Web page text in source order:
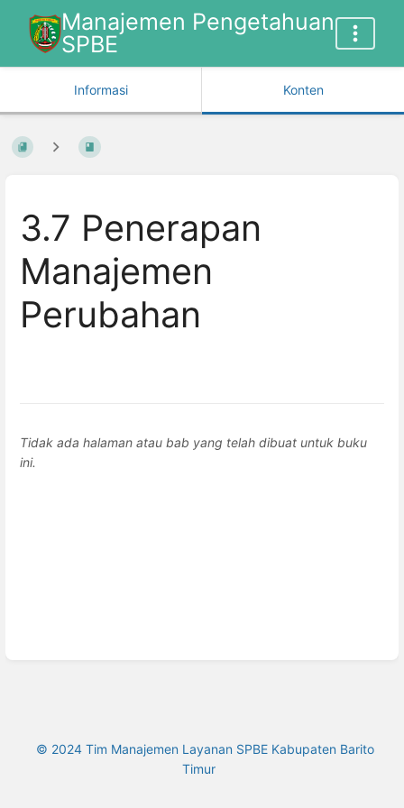
Manajemen Pengetahuan
SPBE
Informasi Konten
3.7 Penerapan
Manajemen
Perubahan
Tidak ada halaman atau bab yang telah dibuat untuk buku
ini.
© 2024 Tim Manajemen Layanan SPBE Kabupaten Barito
Timur